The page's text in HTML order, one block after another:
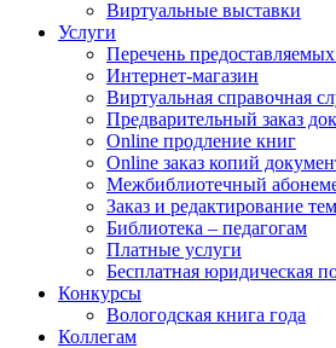
Виртуальные выставки
Услуги
Перечень
Интернет-магазин
Виртуальная справочная
Предварительный заказ
Online продление книг
Online заказ копий
Межбиблиотечный
Заказ и редактирование
Библиотека – педагогам
Платные услуги
Бесплатная юридическая
Конкурсы
Вологодская книга года
Коллегам